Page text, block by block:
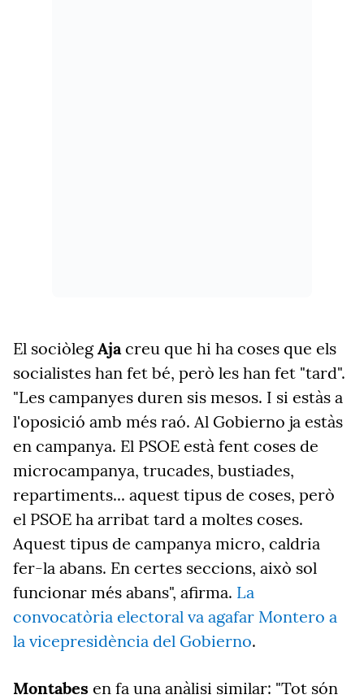
El sociòlegAjacreu que hi ha coses que els
socialistes han fet bé, però les han fet "tard".
"Les campanyes duren sis mesos. I si estàs a
l'oposició amb més raó. Al Gobierno ja estàs
en campanya. El PSOE està fent coses de
microcampanya, trucades, bustiades,
repartiments... aquest tipus de coses, però
el PSOE ha arribat tard a moltes coses.
Aquest tipus de campanya micro, caldria
fer-la abans. En certes seccions, això sol
funcionar més abans", afirma. La
convocatòria electoral va agafar Montero a
la vicepresidència del Gobierno.
Montabes en fa una anàlisi similar: "Tot són